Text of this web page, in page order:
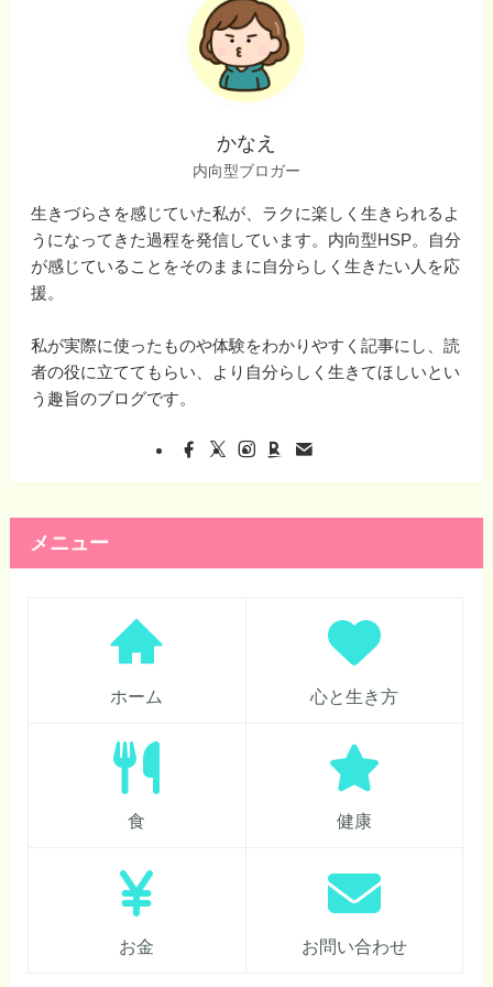
かなえ
内向型ブロガー
生きづらさを感じていた私が、ラクに楽しく生きられるよ
うになってきた過程を発信しています。内向型HSP。自分
が感じていることをそのままに自分らしく生きたい人を応
援。
私が実際に使ったものや体験をわかりやすく記事にし、読
者の役に立ててもらい、より自分らしく生きてほしいとい
う趣旨のブログです。
メニュー
ホーム 心と生き方
食 健康
お金 お問い合わせ